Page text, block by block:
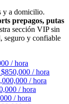
y a domicilio.
prepagos, putas
sección VIP sin
seguro y confiable
/ hora
/ hora
/ hora
/ hora
/ hora